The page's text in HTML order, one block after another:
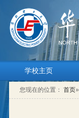
学校主页
您现在的位置： 首页»